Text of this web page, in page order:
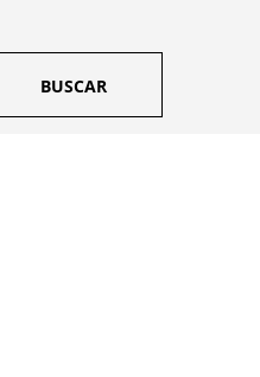
BUSCAR